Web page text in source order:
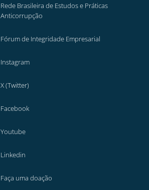
Rede Brasileira de Estudos e Práticas
Anticorrupção
Fórum de Integridade Empresarial
Instagram
X (Twitter)
Facebook
Youtube
Linkedin
Faça uma doação